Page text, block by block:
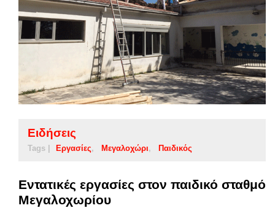
Ειδήσεις
Tags | Εργασίες Μεγαλοχώρι Παιδικός
Εντατικές εργασίες στον παιδικό σταθμό
Μεγαλοχωρίου